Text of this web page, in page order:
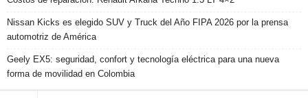
Nissan Kicks es elegido SUV y Truck del Año FIPA 2026 por la prensa
automotriz de América
Geely EX5: seguridad, confort y tecnología eléctrica para una nueva
forma de movilidad en Colombia